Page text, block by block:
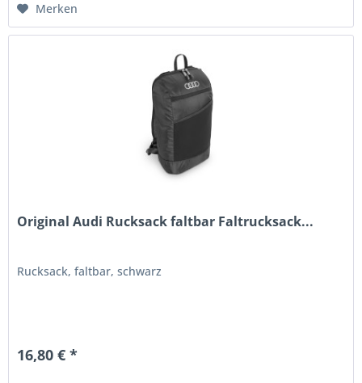
Merken
Original Audi Rucksack faltbar Faltrucksack...
Rucksack, faltbar, schwarz
16,80 € *